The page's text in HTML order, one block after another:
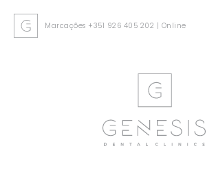
Marcações +351 926 405 202 | Online